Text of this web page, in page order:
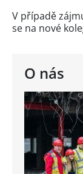
O nás
V případě
se na nové